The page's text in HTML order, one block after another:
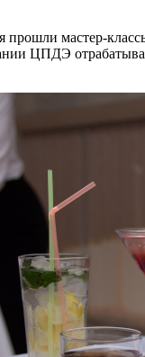
мастер-
ЦПДЭ